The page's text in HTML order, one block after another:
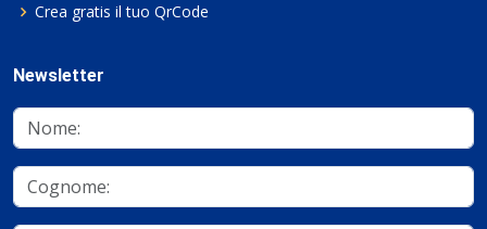
Crea gratis il tuo QrCode
Newsletter